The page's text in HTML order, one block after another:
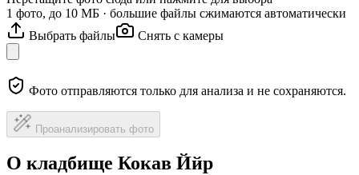
1 фото, до 10 МБ · большие файлы сжимаются автоматически
Выбрать файлы
Снять с камеры
Фото отправляются только для анализа и не сохраняются.
Проанализировать фото
О кладбище Кокав Ййр